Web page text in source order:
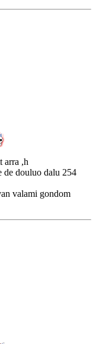
arra ,h
de douluo dalu 254
valami gondom